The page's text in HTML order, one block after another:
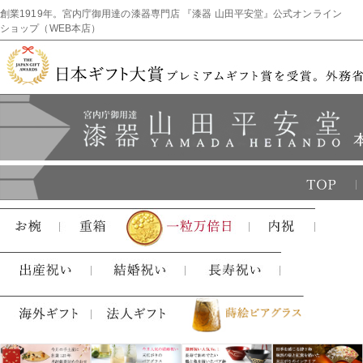
創業1919年。宮内庁御用達の漆器専門店 『漆器 山田平安堂』公式オンライン
ショップ（WEB本店）